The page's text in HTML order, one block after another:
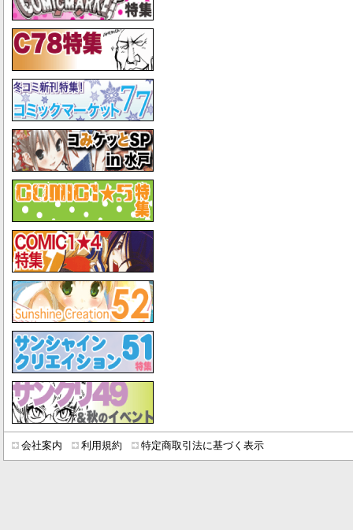
会社案内 利用規約 特定商取引法に基づく表示